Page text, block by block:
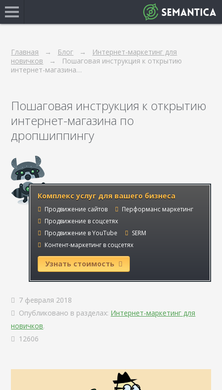
Главная Блог
Интернет-маркетинг для
новичков
Пошаговая инструкция к открытию
интернет-магазина…
Пошаговая инструкция к открытию
интернет-магазина по
дропшиппингу
Комплекс услуг для вашего бизнеса
Продвижение сайтов
Перформанс маркетинг
Продвижение в соцсетях
Продвижение в YouTube
SERM
Контент-маркетинг в соцсетях
Узнать стоимость
7 февраля 2018
Опубликовано в разделах: Интернет-маркетинг для
новичков.
12606